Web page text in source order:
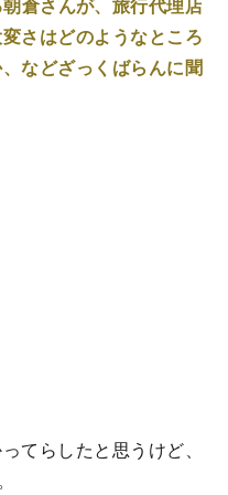
さはどのようなところ
などざっくばらんに聞
てらしたと思うけど、